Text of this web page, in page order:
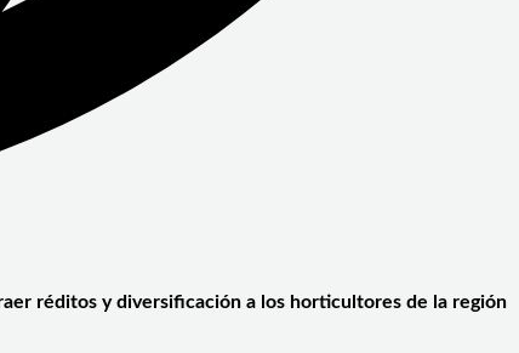
réditos y diversificación a los horticultores de la región